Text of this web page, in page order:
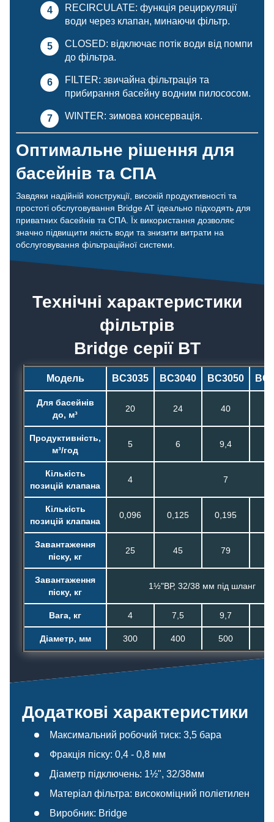
RECIRCULATE: функція рециркуляції
води через клапан, минаючи фільтр.
CLOSED: відключає потік води від помпи
до фільтра.
FILTER: звичайна фільтрація та
прибирання басейну водним пилососом.
WINTER: зимова консервація.
Оптимальне рішення для
басейнів та СПА
Завдяки надійній конструкції, високій продуктивності та
простоті обслуговування Bridge AT ідеально підходять для
приватних басейнів та СПА. Їх використання дозволяє
значно підвищити якість води та знизити витрати на
обслуговування фільтраційної системи.
Технічні характеристики
фільтрів
Bridge серії BT
Модель BC3035 BC3040 BC3050
Для басейнів
до, м³
20 24 40
Продуктивність,
м³/год
5 6 9,4
Кількість
позицій клапана
4 7
Кількість
позицій клапана
0,096 0,125 0,195
Завантаження
піску, кг
25 45 79
Завантаження
піску, кг
1½"ВР, 32/38 мм під шланг
Вага, кг 4 7,5 9,7
Діаметр, мм 300 400 500
Додаткові характеристики
Максимальний робочий тиск: 3,5 бара
Фракція піску: 0,4 - 0,8 мм
Діаметр підключень: 1½", 32/38мм
Матеріал фільтра: високоміцний поліетилен
Виробник: Bridge